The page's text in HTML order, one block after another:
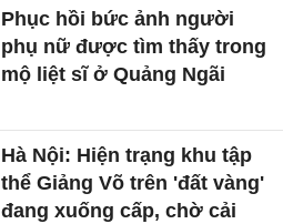
Phục hồi bức ảnh người
phụ nữ được tìm thấy trong
mộ liệt sĩ ở Quảng Ngãi
Hà Nội: Hiện trạng khu tập
thể Giảng Võ trên 'đất vàng'
đang xuống cấp, chờ cải